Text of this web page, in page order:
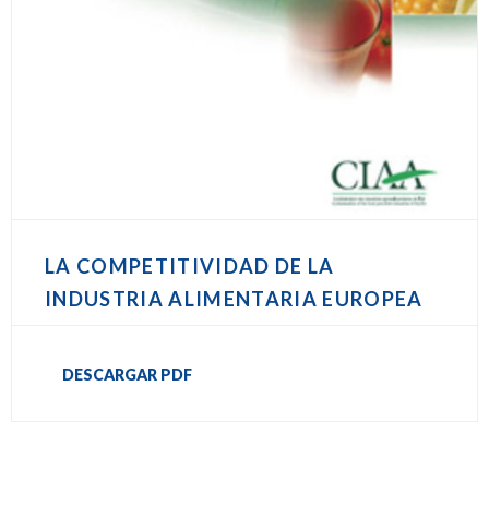
LA COMPETITIVIDAD DE LA
INDUSTRIA ALIMENTARIA EUROPEA
DESCARGAR PDF